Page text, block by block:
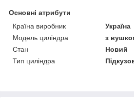
Основні атрибути
Країна виробник
Україна
Модель циліндра
з
Стан
Новий
Тип циліндра